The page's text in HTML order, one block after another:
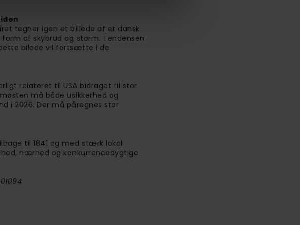
tegner igen et billede af et dansk
af skybrud og storm. Tendensen
bilede vil fortsætte i de
relateret til USA bidraget til stor
må både usikkerhed og
i 2026. Der må påregnes stor
til 1841 og med stærk lokal
nærhed og konkurrencedygtige